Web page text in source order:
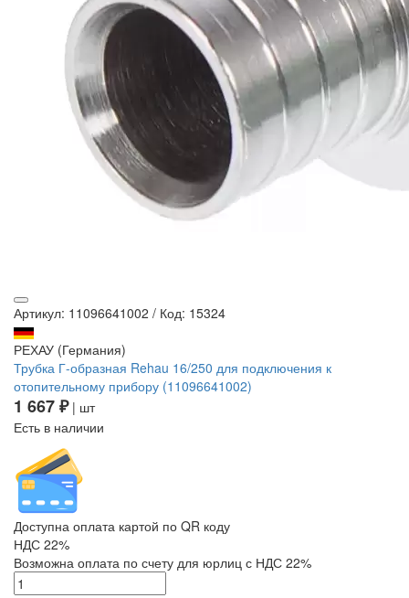
Артикул: 11096641002 / Код: 15324
РЕХАУ (Германия)
Трубка Г-образная Rehau 16/250 для подключения к
отопительному прибору (11096641002)
1 667 ₽| шт
Есть в наличии
Доступна оплата картой по QR коду
НДС 22%
Возможна оплата по счету для юрлиц с НДС 22%